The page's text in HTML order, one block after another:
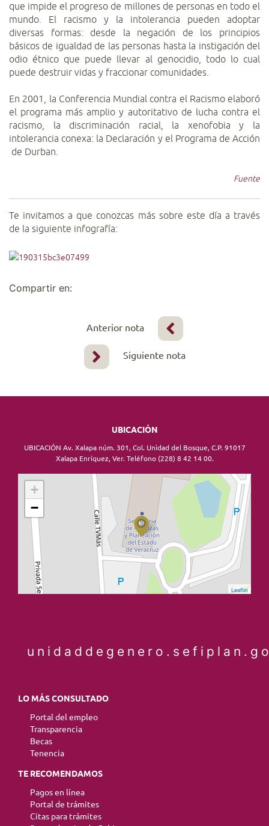
que impide el progreso de millones de personas en todo el
mundo. El racismo y la intolerancia pueden adoptar
diversas formas: desde la negación de los principios
básicos de igualdad de las personas hasta la instigación del
odio étnico que puede llevar al genocidio, todo lo cual
puede destruir vidas y fraccionar comunidades.
En 2001, la Conferencia Mundial contra el Racismo elaboró
el programa más amplio y autoritativo de lucha contra el
racismo, la discriminación racial, la xenofobia y la
intolerancia conexa: la Declaración y el Programa de Acción
de Durban.
Fuente
Te invitamos a que conozcas más sobre este día a través
de la siguiente infografía:
Compartir en:
Anterior nota
Siguiente nota
UBICACIÓN
UBICACIÓN Av. Xalapa núm. 301, Col. Unidad del Bosque, C.P. 91017
Xalapa Enríquez, Ver. Teléfono (228) 8 42 14 00.
+
−
Leaflet
LO MÁS CONSULTADO
Portal del empleo
Transparencia
Becas
Tenencia
TE RECOMENDAMOS
Pagos en línea
Portal de trámites
Citas para trámites